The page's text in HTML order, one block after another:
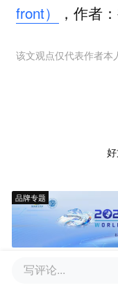
front）
，作者
该文观点仅代表作者本
品牌专题
写评论...